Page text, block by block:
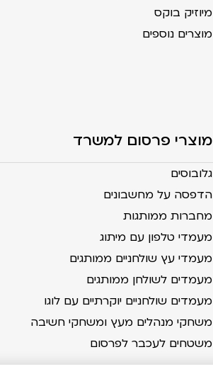
מיוזיק בוקס
מוצרים נוספים
מוצרי פרסום למשרד
גלובוסים
הדפסה על מחשבונים
מחברות ממותגות
מעמדי טלפון עם מיתוג
מעמדי עץ שולחניים ממותגים
מעמדים לשולחן ממותגים
מעמדים שולחניים יוקרתיים עם לוגו
משחקי מנהלים מעץ ומשחקי חשיבה
משטחים לעכבר לפרסום